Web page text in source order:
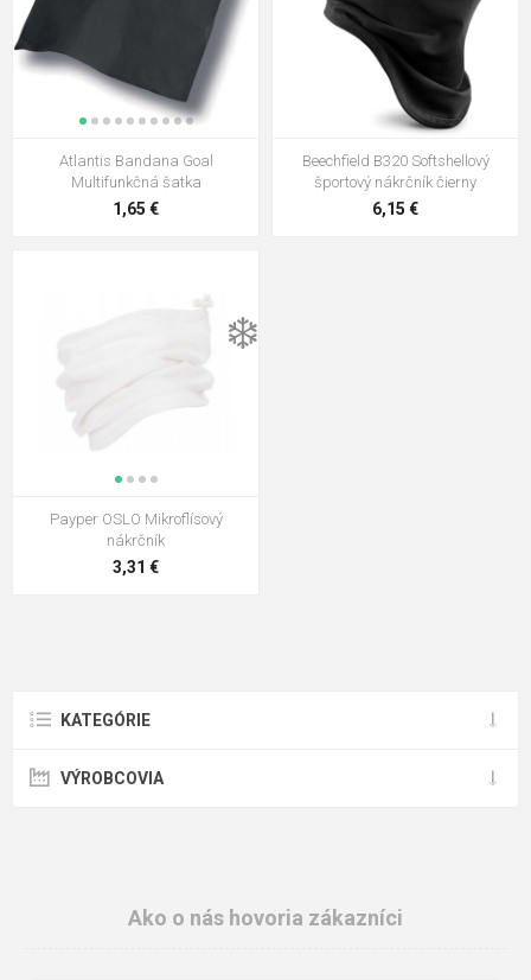
Atlantis Bandana Goal
Multifunkčná šatka
1,65 €
Beechfield B320 Softshellový
športový nákrčník čierny
6,15 €
❄️
Payper OSLO Mikroflísový
nákrčník
3,31 €
KATEGÓRIE
VÝROBCOVIA
Ako o nás hovoria zákazníci